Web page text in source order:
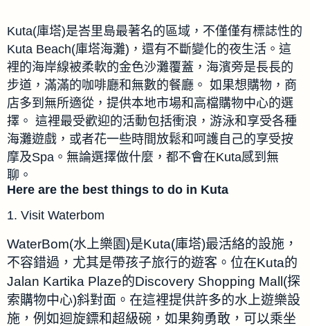
Kuta(庫塔)是峇里島最著名的區域，不僅僅有標誌性的
Kuta Beach(庫塔海灘)，還有不斷變化的夜生活。這
裡的海岸線被柔軟的金色沙灘覆蓋，海濱旁是長長的
步道，滿滿的咖啡廳和無數的餐廳。 如果想購物，商
店多到無所適從，提供本地市場和高檔購物中心的選
擇。 這裡最受歡迎的活動包括衝浪，游泳和享受各種
海灘遊戲，或者花一些時間放鬆和呵護自己的享受按
摩及Spa。無論選擇做什麼，都不會在Kuta感到無
聊。
Here are the best things to do in Kuta
1. Visit Waterbom
WaterBom(水上樂園)是Kuta(庫塔)最活絡的設施，
不容錯過，尤其是帶孩子旅行的遊客。位在Kuta的
Jalan Kartika Plaze的Discovery Shopping Mall(探
索購物中心)斜對面。 在這裡提供許多的水上遊樂設
施，例如迴旋鏢和超級碗，如果夠勇敢，可以乘坐